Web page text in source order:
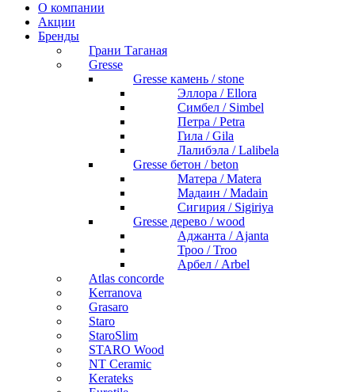
О компании
Акции
Бренды
Грани Таганая
Gresse
Gresse камень / stone
Эллора / Ellora
Симбел / Simbel
Петра / Petra
Гила / Gila
Лалибэла / Lalibela
Gresse бетон / beton
Матера / Matera
Мадаин / Madain
Сигирия / Sigiriya
Gresse дерево / wood
Аджанта / Ajanta
Троо / Troo
Арбел / Arbel
Atlas concorde
Kerranova
Grasaro
Staro
StaroSlim
STARO Wood
NT Ceramic
Kerateks